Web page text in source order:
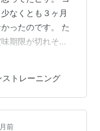
なくとも３ヶ月
ったのです。 た
期限が切れそう
次発酵は冷蔵庫
でもこんな。 ち
んでもいいや
めじにインゲ
シトウ、でマヨ
ストレーニング
前